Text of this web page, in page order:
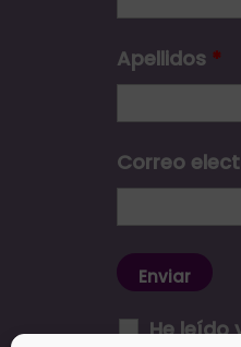
Apellidos *
Correo
He leído